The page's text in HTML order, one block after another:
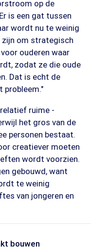
op de
is een gat tussen
wordt nu te weinig
zijn om strategisch
ouderen waar
zodat ze die oude
Dat is echt de
probleem."
ruime -
het gros van de
personen bestaat.
creatiever moeten
wordt voorzien.
gebouwd, want
te weinig
van jongeren en
bouwen